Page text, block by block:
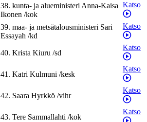
38. kunta- ja alueministeriAnna-Kaisa
Ikonen /kok
Katso
39. maa- ja metsätalousministeri Sari
Essayah /kd
Katso
40. Krista Kiuru /sd
Katso
41. Katri Kulmuni /kesk
Katso
42. Saara Hyrkkö /vihr
Katso
43. Tere Sammallahti /kok
Katso